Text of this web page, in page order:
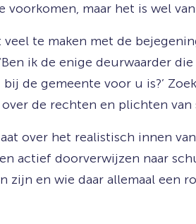
maar het is wel
veel te maken met de
ik de enige deurwaarder
de gemeente voor u is?’
over de rechten en plichten
over het realistisch innen
actief doorverwijzen naar
zijn en wie daar allemaal een